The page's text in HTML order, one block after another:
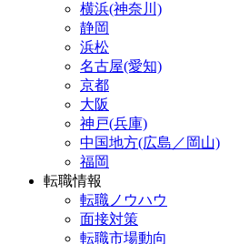
横浜(神奈川)
静岡
浜松
名古屋(愛知)
京都
大阪
神戸(兵庫)
中国地方(広島／岡山)
福岡
転職情報
転職ノウハウ
面接対策
転職市場動向